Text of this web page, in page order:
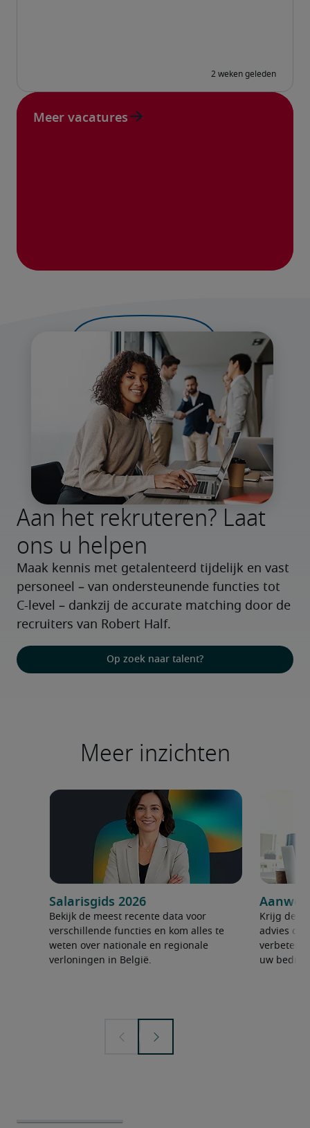
Meer vacatures
Aan het rekruteren? Laat
ons u helpen
Maak kennis met getalenteerd tijdelijk en vast
personeel – van ondersteunende functies tot
C-level – dankzij de accurate matching door de
recruiters van Robert Half.
Op zoek naar talent?
Meer inzichten
Salarisgids 2026
Bekijk de meest recente data voor
verschillende functies en kom alles te
weten over nationale en regionale
verloningen in België.
Krijg de
advies
uw bedrijf